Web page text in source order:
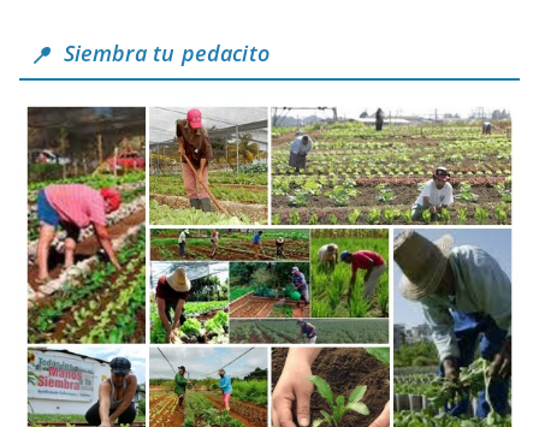
Siembra tu pedacito